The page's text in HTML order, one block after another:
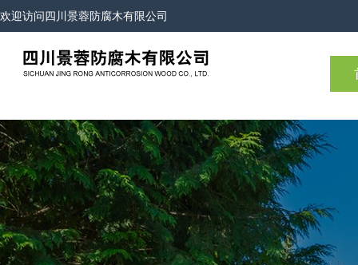
欢迎访问四川景蓉防腐木有限公司